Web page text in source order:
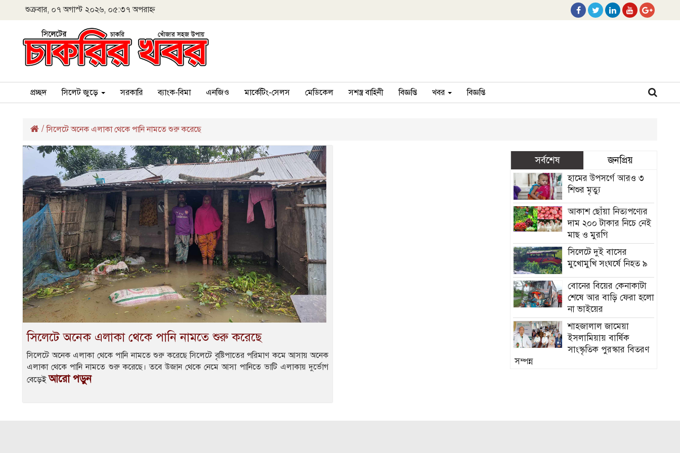
শুক্রবার, ০৭ অগাস্ট ২০২৬, ০৫:৩৭ অপরাহ্ন
প্রচ্ছদ সিলেট জুড়ে সরকারি ব্যাংক-বিমা এনজিও মার্কেটিং-সেলস মেডিকেল সশস্ত্র বাহিনী বিজ্ঞপ্তি খবর বিজ্ঞপ্তি
/সিলেটে অনেক এলাকা থেকে পানি নামতে শুরু করেছে
সিলেটে অনেক এলাকা থেকে পানি নামতে শুরু করেছে
সিলেটে অনেক এলাকা থেকে পানি নামতে শুরু করেছে সিলেটে বৃষ্টিপাতের পরিমাণ কমে আসায় অনেক
এলাকা থেকে পানি নামতে শুরু করেছে। তবে উজান থেকে নেমে আসা পানিতে ভাটি এলাকায় দুর্ভোগ
বেড়েই আরো পড়ুন
সর্বশেষ জনপ্রিয়
হামের উপসর্গে আরও ৩
শিশুর মৃত্যু
আকাশ ছোঁয়া নিত্যপণ্যের
দাম ২০০ টাকার নিচে নেই
মাছ ও মুরগি
সিলেটে দুই বাসের
মুখোমুখি সংঘর্ষে নিহত ৯
বোনের বিয়ের কেনাকাটা
শেষে আর বাড়ি ফেরা হলো
না ভাইয়ের
শাহজালাল জামেয়া
ইসলামিয়ায় বার্ষিক
সাংস্কৃতিক পুরস্কার বিতরণ
সম্পন্ন